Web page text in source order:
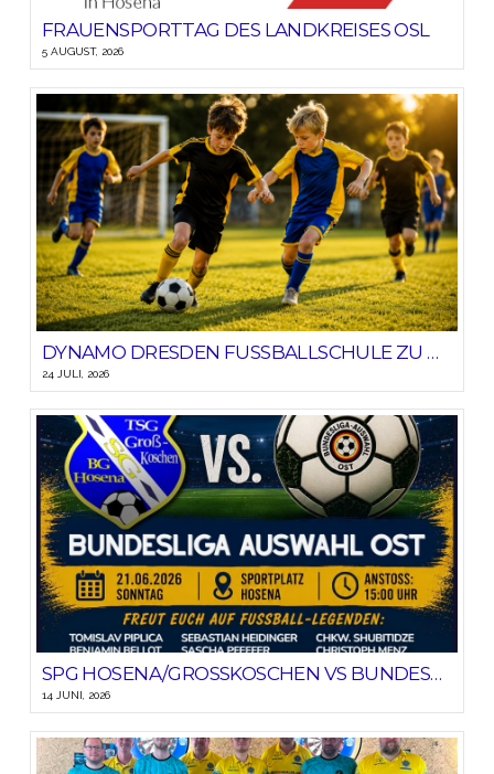
FRAUENSPORTTAG DES LANDKREISES OSL
5 AUGUST, 2026
DYNAMO DRESDEN FUSSBALLSCHULE ZU GAST BEIM SV BLAU-GELB HOSENA
24 JULI, 2026
SPG HOSENA/GROSSKOSCHEN VS BUNDESLIGA-AUSWAHL OST
14 JUNI, 2026